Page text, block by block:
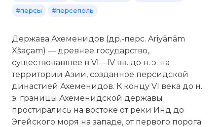
#персы
#персеполь
Держава Ахеменидов (др.-перс. Ariyānām
Xšaçam) — древнее государство,
существовавшее в VI—IV вв. до н. э. на
территории Азии, созданное персидской
династией Ахеменидов. К концу VI века до н.
э. границы Ахеменидской державы
простирались на востоке от реки Инд до
Эгейского моря на западе, от первого порога